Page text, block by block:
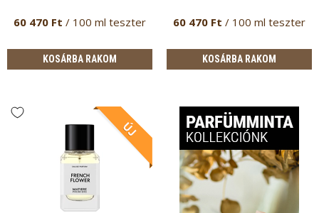
60 470 Ft / 100 ml teszter
KOSÁRBA RAKOM
60 470 Ft / 100 ml teszter
KOSÁRBA RAKOM